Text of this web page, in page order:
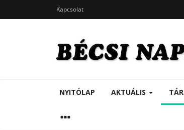
Kapcsolat
NYITÓLAP AKTUÁLIS